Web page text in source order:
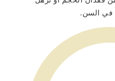
في السن.